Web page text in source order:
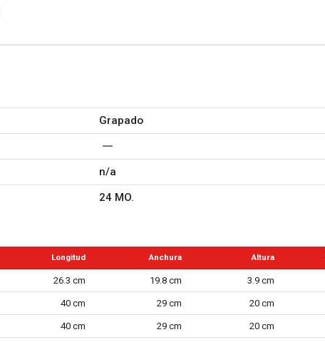
Grapado
n/a
24 MO.
Longitud Anchura Altura
26.3 cm 19.8 cm 3.9 cm
40 cm 29 cm 20 cm
40 cm 29 cm 20 cm